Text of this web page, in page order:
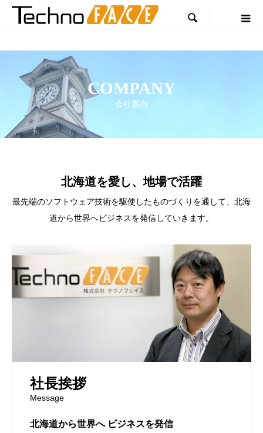

COMPANY 会社案内
COMPANY
会社案内
北海道を愛し、地場で活躍
最先端のソフトウェア技術を駆使したものづくりを通して、北海
道から世界へビジネスを発信していきます。
社長挨拶
Message
北海道から世界へビジネスを発信